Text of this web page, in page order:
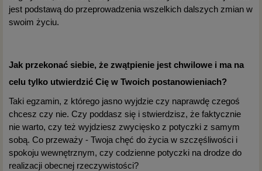
jest podstawą do przeprowadzenia wszelkich dalszych zmian w
swoim życiu.
Jak przekonać siebie, że zwątpienie jest chwilowe i ma na
celu tylko utwierdzić Cię w Twoich postanowieniach?
Taki egzamin, z którego jasno wyjdzie czy naprawdę czegoś
chcesz czy nie. Czy poddasz się i stwierdzisz, że faktycznie
nie warto, czy też wyjdziesz zwycięsko z potyczki z samym
sobą. Co przeważy - Twoja chęć do życia w szczęśliwości i
spokoju wewnętrznym, czy codzienne potyczki na drodze do
realizacji obecnej rzeczywistości?